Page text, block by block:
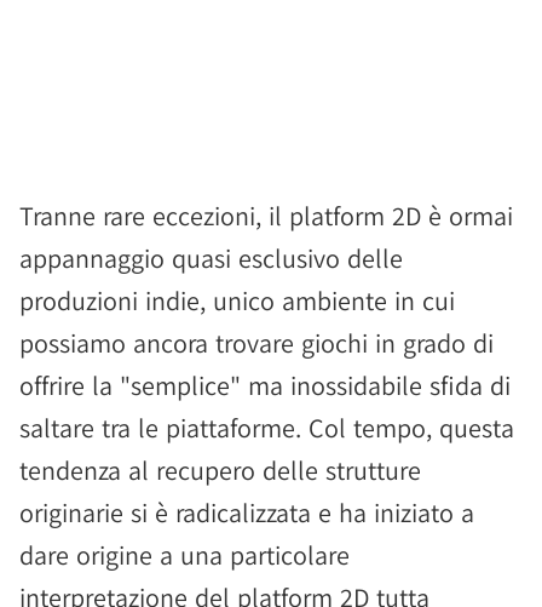
Tranne rare eccezioni, il platform 2D è ormai
appannaggio quasi esclusivo delle
produzioni indie, unico ambiente in cui
possiamo ancora trovare giochi in grado di
offrire la "semplice" ma inossidabile sfida di
saltare tra le piattaforme. Col tempo, questa
tendenza al recupero delle strutture
originarie si è radicalizzata e ha iniziato a
dare origine a una particolare
interpretazione del platform 2D tutta